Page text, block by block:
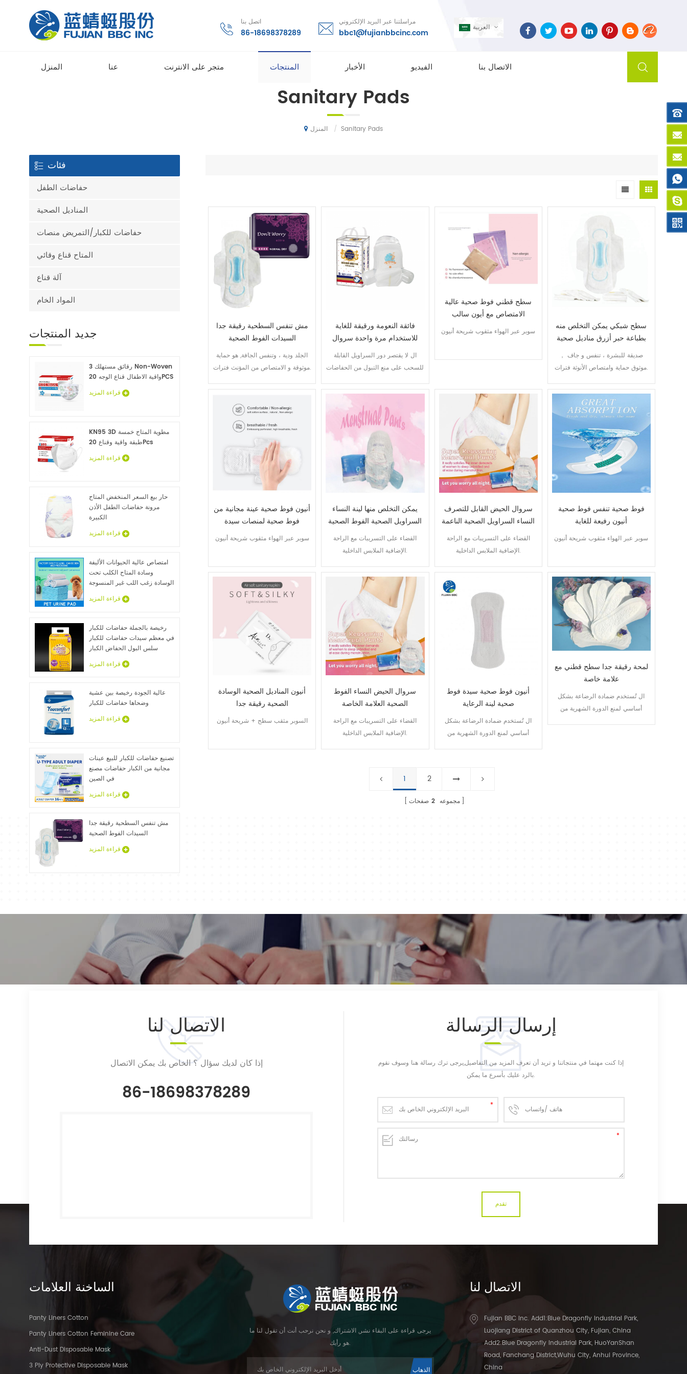
العربية
اتصل بنا
86-18698378289
مراسلتنا عبر البريد الإلكتروني
bbc1@fujianbbcinc.com
المنزل عنا متجر على الانترنت المنتجات الأخبار الفيديو الاتصال بنا
Sanitary Pads
المنزل / Sanitary Pads
مش تنفس السطحية رقيقة جدا
السيدات الفوط الصحية
الجلد ودية ، وتنفس الجافة, هو حماية
موثوقة و الامتصاص من المؤنث فترات.
فائقة النعومة ورقيقة للغاية
للاستخدام مرة واحدة سروال
حفاضات التدريب
ال لا يقتصر دور السراويل القابلة
للسحب على منع التبول من الحفاضات
السراويل القصيرة حيث يكون الخصر
مرنًا.
سطح قطني فوط صحية عالية
الامتصاص مع أيون سالب
سوبر عبر الهواء مثقوب شريحة أنيون
سطح شبكي يمكن التخلص منه
بطباعة حبر أزرق مناديل صحية
صديقة للبشرة ، تنفس و جاف ，
موثوق حماية وامتصاص الأنوثة فترات.
أنيون فوط صحية عينة مجانية من
فوط صحية لمنصات سيدة
سوبر عبر الهواء مثقوب شريحة أنيون
يمكن التخلص منها لينة النساء
السراويل الصحية الفوط الصحية
التسمية الخاصة
القضاء على التسريبات مع الراحة
الإضافية الملابس الداخلية.
سروال الحيض القابل للتصرف
النساء السراويل الصحية الناعمة
القضاء على التسريبات مع الراحة
الإضافية الملابس الداخلية.
فوط صحية تنفس فوط صحية
أنيون رفيعة للغاية
سوبر عبر الهواء مثقوب شريحة أنيون
أنيون المناديل الصحية الوسادة
الصحية رقيقة جدا
السوبر مثقب سطح + شريحة أنيون
سروال الحيض النساء الفوط
الصحية العلامة الخاصة
القضاء على التسريبات مع الراحة
الإضافية الملابس الداخلية.
أنيون فوط صحية سيدة فوط
صحية لينة الرعاية
ال تُستخدم ضمادة الرضاعة بشكل
أساسي لمنع الدورة الشهرية من
لمحة رقيقة جدا سطح قطني مع
علامة خاصة
ال تُستخدم ضمادة الرضاعة بشكل
أساسي لمنع الدورة الشهرية من
1 2
مجموعه 2 صفحات
فئات
حفاضات الطفل
المناديل الصحية
حفاضات للكبار/التمريض منصات
المتاح قناع وقائي
آلة قناع
المواد الخام
جديد المنتجات
3 رقائق مستهلك Non-Woven
واقية الاطفال قناع الوجه 20PCS
قراءة المزيد
KN95 3D مطوية المتاح خمسة
طبقة واقية وقناع 20Pcs
قراءة المزيد
حار بيع السعر المنخفض المتاح
مرونة حفاضات الطفل الأذن
الكبيرة
قراءة المزيد
امتصاص عالية الحيوانات الأليفة
وسادة المتاح الكلب تحت
الوسادة زغب اللب غير المنسوجة
الحيوان ملاءات السرير الجملة
قراءة المزيد
رخيصة بالجملة حفاضات للكبار
في معظم سيدات حفاضات للكبار
سلس البول الحفاض الكبار
قراءة المزيد
عالية الجودة رخيصة بين عشية
وضحاها حفاضات للكبار
قراءة المزيد
تصنيع حفاضات للكبار للبيع عينات
مجانية من الكبار حفاضات مصنع
في الصين
قراءة المزيد
مش تنفس السطحية رقيقة جدا
السيدات الفوط الصحية
قراءة المزيد
الاتصاللنا
إذا كان لديك سؤال ؟ الخاص بك يمكن الاتصال
86-18698378289
إرسالالرسالة
إذا كنت مهتما في منتجاتنا و تريد أن تعرف المزيد من التفاصيل,يرجى ترك رسالة هنا وسوف نقوم
بالرد عليك بأسرع ما يمكن.
الساخنة العلامات
Panty Liners Cotton
Panty Liners Cotton Feminine Care
Anti-Dust Disposable Mask
3 Ply Protective Disposable Mask
يرجى قراءة على البقاء نشر, الاشتراك, و نحن نرحب أنت أن تقول لنا ما
هو رأيك.
الاتصال لنا
Fujian BBC Inc. Add1:Blue Dragonfly Industrial Park,
Luojiang District of Quanzhou City, Fujian, China
Add2:Blue Dragonfly Industrial Park, HuoYanShan
Road, Fanchang District,Wuhu City, Anhui Province,
China